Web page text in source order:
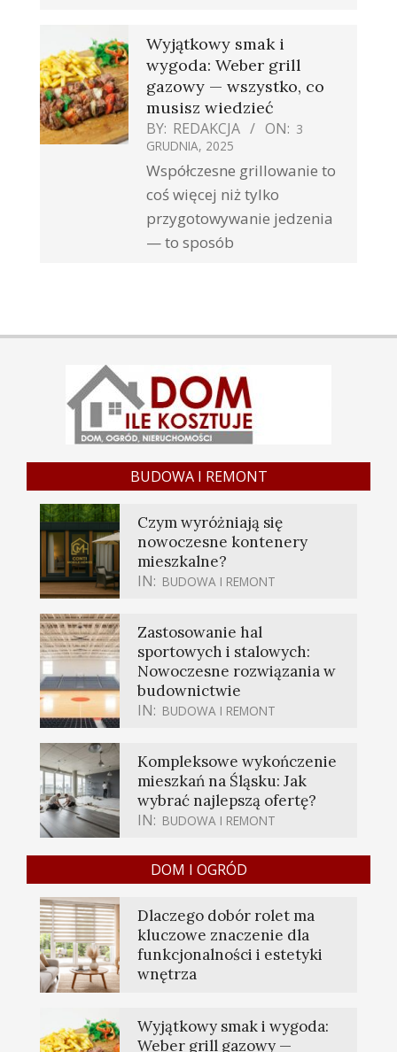
Wyjątkowy smak i
wygoda: Weber grill
gazowy — wszystko, co
musisz wiedzieć
BY: REDAKCJA ON: 3
GRUDNIA, 2025
Współczesne grillowanie to
coś więcej niż tylko
przygotowywanie jedzenia
— to sposób
BUDOWA I REMONT
Czym wyróżniają się
nowoczesne kontenery
mieszkalne?
IN: BUDOWA I REMONT
Zastosowanie hal
sportowych i stalowych:
Nowoczesne rozwiązania w
budownictwie
IN: BUDOWA I REMONT
Kompleksowe wykończenie
mieszkań na Śląsku: Jak
wybrać najlepszą ofertę?
IN: BUDOWA I REMONT
DOM I OGRÓD
Dlaczego dobór rolet ma
kluczowe znaczenie dla
funkcjonalności i estetyki
wnętrza
Wyjątkowy smak i wygoda:
Weber grill gazowy —